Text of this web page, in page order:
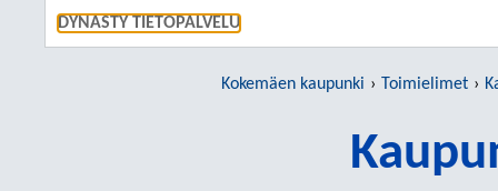
DYNASTY TIETOPALVELU
Kokemäen kaupunki Toimielimet